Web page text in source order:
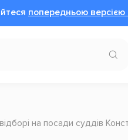
попередньою версією
на посади суддів